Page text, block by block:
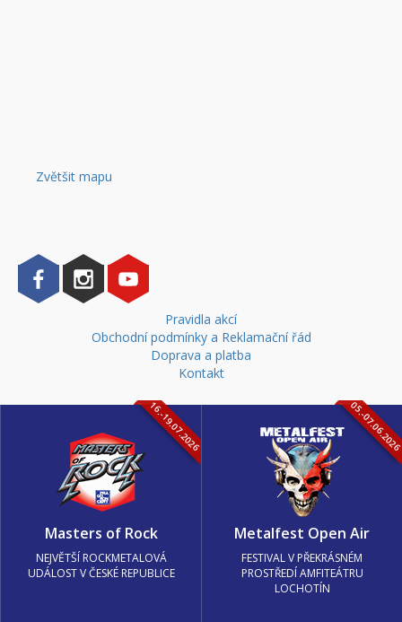
Zvětšit mapu
Pravidla akcí
Obchodní podmínky a Reklamační řád
Doprava a platba
Kontakt
16.-19.07.2026
Masters of Rock
NEJVĚTŠÍ ROCKMETALOVÁ
UDÁLOST V ČESKÉ REPUBLICE
05.-
Metalfest Open Air
FESTIVAL V PŘEKRÁSNÉM
PROSTŘEDÍ AMFITEÁTRU
LOCHOTÍN